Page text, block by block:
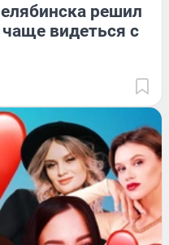
решил
видеться с